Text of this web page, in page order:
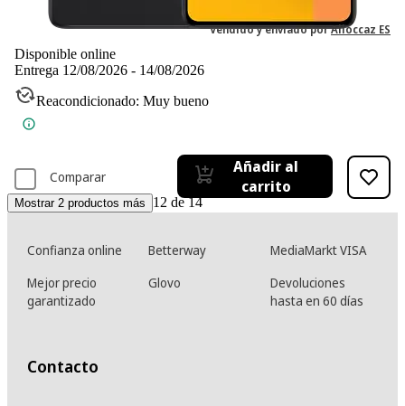
Vendido y enviado porAlloccaz ES
Reacondicionado: Muy bueno
Disponible online
Entrega 12/08/2026 - 14/08/2026
Comparar
Añadir al
carrito
Mostrar 2 productos más 12 de 14
Confianza online Betterway
MediaMarkt VISA
Mejor precio
garantizado
Glovo
Devoluciones
hasta en 60 días
Contacto